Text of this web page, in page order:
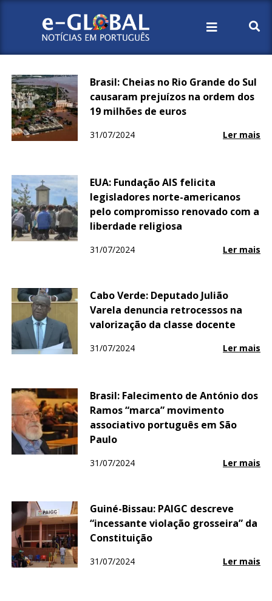
Início 2024 Julho
Brasil: Cheias no Rio Grande do Sul
causaram prejuízos na ordem dos
19 milhões de euros
31/07/2024 Ler mais
EUA: Fundação AIS felicita
legisladores norte-americanos
pelo compromisso renovado com a
liberdade religiosa
31/07/2024 Ler mais
Cabo Verde: Deputado Julião
Varela denuncia retrocessos na
valorização da classe docente
31/07/2024 Ler mais
Brasil: Falecimento de António dos
Ramos “marca” movimento
associativo português em São
Paulo
31/07/2024 Ler mais
Guiné-Bissau: PAIGC descreve
“incessante violação grosseira” da
Constituição
31/07/2024 Ler mais